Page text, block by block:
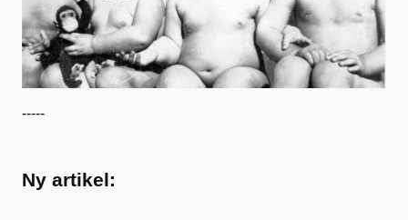
-----
Ny artikel: